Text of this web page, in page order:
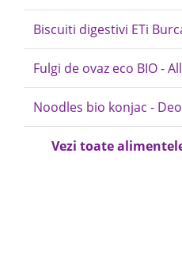
Biscuiti digestivi ETi
Fulgi de ovaz eco BIO -
Noodles bio konjac -
Vezi toate